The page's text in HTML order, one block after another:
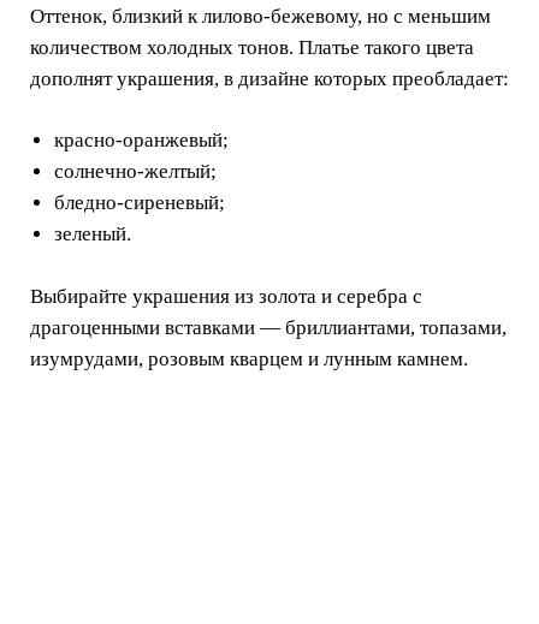
Оттенок, близкий к лилово-бежевому, но с меньшим
количеством холодных тонов. Платье такого цвета
дополнят украшения, в дизайне которых преобладает:
красно-оранжевый;
солнечно-желтый;
бледно-сиреневый;
зеленый.
Выбирайте украшения из золота и серебра с
драгоценными вставками — бриллиантами, топазами,
изумрудами, розовым кварцем и лунным камнем.